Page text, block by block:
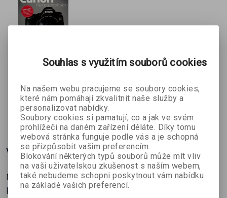
Ovládněte
Průvodce
zrcadlovkou
- 2. jakost
192 Kč 349 Kč
Více o knize
Největší a nejlepší průvodce fotovýbavou, který vám
pomůže s výběrem vaší vysněné fotovýbavy.
Souhlas s využitím souborů cookies
Na našem webu pracujeme se soubory cookies,
které nám pomáhají zkvalitnit naše služby a
personalizovat nabídky.
Soubory cookies si pamatují, co a jak ve svém
prohlížeči na daném zařízení děláte. Díky tomu
webová stránka funguje podle vás a je schopná
se přizpůsobit vašim preferencím.
Blokování některých typů souborů může mít vliv
na vaši uživatelskou zkušenost s naším webem,
také nebudeme schopni poskytnout vám nabídku
na základě vašich preferencí.